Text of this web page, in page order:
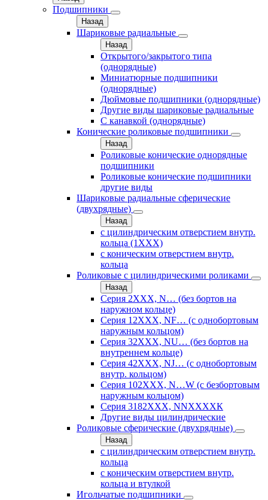
Подшипники
Назад
Шариковые радиальные
Назад
Открытого/закрытого типа
(однорядные)
Миниатюрные подшипники
(однорядные)
Дюймовые подшипники (однорядные)
Другие виды шариковые радиальные
С канавкой (однорядные)
Конические роликовые подшипники
Назад
Роликовые конические однорядные
подшипники
Роликовые конические подшипники
другие виды
Шариковые радиальные сферические
(двухрядные)
Назад
с цилиндрическим отверстием внутр.
кольца (1ХХХ)
с коническим отверстием внутр.
кольца
Роликовые с цилиндрическими роликами
Назад
Серия 2ХХХ, N… (без бортов на
наружном кольце)
Серия 12ХХХ, NF… (с однобортовым
наружным кольцом)
Серия 32ХХХ, NU… (без бортов на
внутреннем кольце)
Серия 42ХХХ, NJ… (с однобортовым
внутр. кольцом)
Серия 102ХХХ, N…W (с безбортовым
наружным кольцом)
Серия 3182ХХХ, NNХХХХК
Другие виды цилиндрические
Роликовые сферические (двухрядные)
Назад
с цилиндрическим отверстием внутр.
кольца
с коническим отверстием внутр.
кольца и втулкой
Игольчатые подшипники